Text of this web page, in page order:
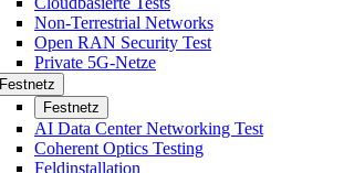
Non-Terrestrial Networks
Open RAN Security Test
Private 5G-Netze
Festnetz
Festnetz
AI Data Center Networking Test
Coherent Optics Testing
Feldinstallation